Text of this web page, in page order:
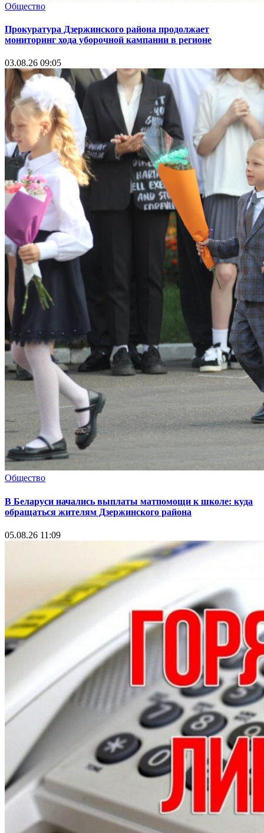
Общество
Прокуратура Дзержинского района продолжает
мониторинг хода уборочной кампании в регионе
03.08.26 09:05
Общество
В Беларуси начались выплаты матпомощи к школе: куда
обращаться жителям Дзержинского района
05.08.26 11:09